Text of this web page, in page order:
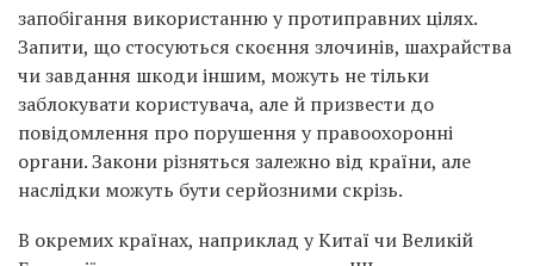
запобігання використанню у протиправних цілях.
Запити, що стосуються скоєння злочинів, шахрайства
чи завдання шкоди іншим, можуть не тільки
заблокувати користувача, але й призвести до
повідомлення про порушення у правоохоронні
органи. Закони різняться залежно від країни, але
наслідки можуть бути серйозними скрізь.
В окремих країнах, наприклад у Китаї чи Великій